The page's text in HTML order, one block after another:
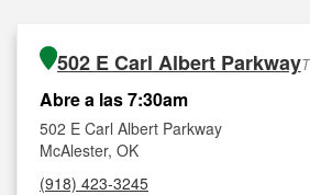
502 E Carl Albert Parkway
Abre a las 7:30am
502 E Carl Albert Parkway
McAlester, OK
(918) 423-3245